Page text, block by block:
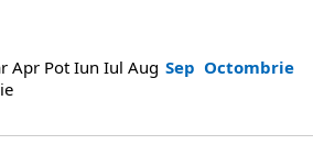
Apr Pot Iun Iul Aug Sep Octombrie